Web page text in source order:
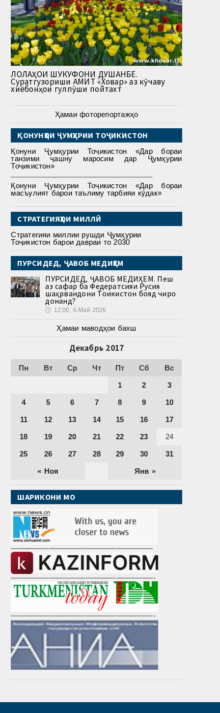
ЛОЛАҲОИ ШУКУФОНИ ДУШАНБЕ.
Суратгузориши АМИТ «Ховар» аз кӯчаву
хиёбонҳои гулпӯши пойтахт
Ҳамаи фоторепортажҳо
ҚОНУНҲОИ ҶУМҲУРИИ ТОҶИКИСТОН
Қонуни Ҷумҳурии Тоҷикистон «Дар бораи
танзими ҷашну маросим дар Ҷумҳурии
Тоҷикистон»
Қонуни Ҷумҳурии Тоҷикистон «Дар бораи
масъулият барои таълиму тарбияи кӯдак»
СТРАТЕГИЯҲОИ МИЛЛӢ
Стратегияи миллии рушди Ҷумҳурии
Тоҷикистон барои давраи то 2030
ПУРСИДЕД, ҶАВОБ МЕДИҲЕМ
ПУРСИДЕД, ҶАВОБ МЕДИҲЕМ. Пеш
аз сафар ба Федератсияи Русия
шаҳрвандони Тоҷикистон бояд чиро
донанд?
🕔 12:00, 6.Май 2026
Ҳамаи маводҳои бахш
Декабрь 2017
Пн Вт Ср Чт Пт Сб Вс
« Ноя Янв »
1 2 3
4 5 6 7 8 9 10
11 12 13 14 15 16 17
18 19 20 21 22 23 24
25 26 27 28 29 30 31
ШАРИКОНИ МО
———————————————————
———————————————————-
———————————————————-